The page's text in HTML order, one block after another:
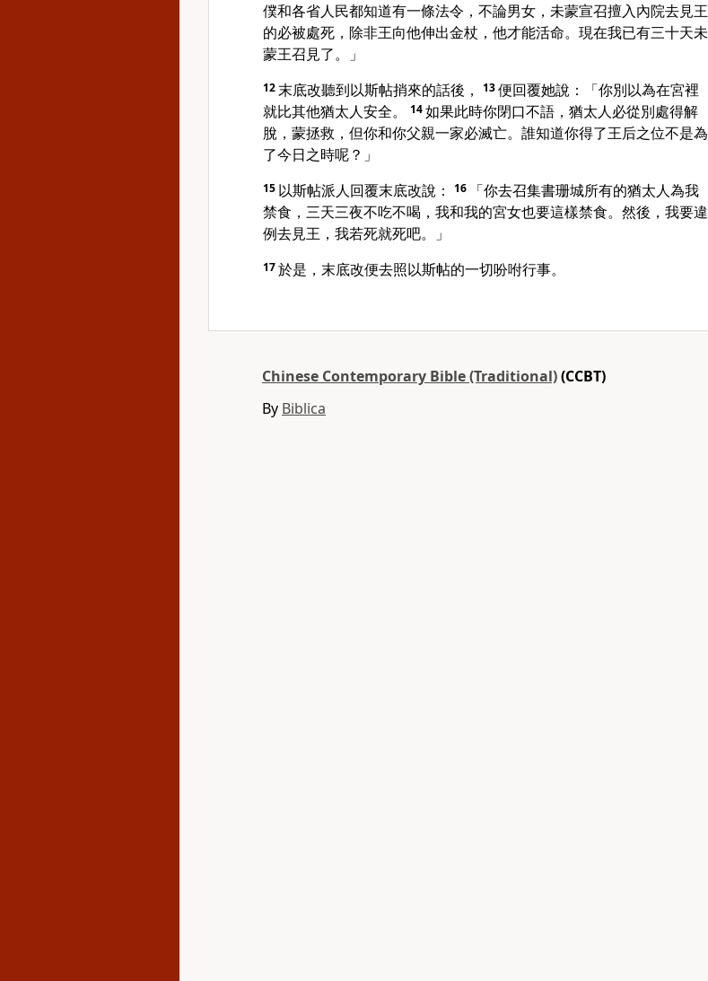
僕和各省人民都知道有一條法令，不論男女，未蒙宣召擅入內院去見王
的必被處死，除非王向他伸出金杖，他才能活命。現在我已有三十天未
蒙王召見了。」
12末底改聽到以斯帖捎來的話後， 13便回覆她說：「你別以為在宮裡
就比其他猶太人安全。
14如果此時你閉口不語，猶太人必從別處得解
脫，蒙拯救，但你和你父親一家必滅亡。誰知道你得了王后之位不是為
了今日之時呢？」
15 以斯帖派人回覆末底改說： 16
「你去召集書珊城所有的猶太人為我
禁食，三天三夜不吃不喝，我和我的宮女也要這樣禁食。然後，我要違
例去見王，我若死就死吧。」
17於是，末底改便去照以斯帖的一切吩咐行事。
Chinese Contemporary Bible (Traditional)(CCBT)
By Biblica